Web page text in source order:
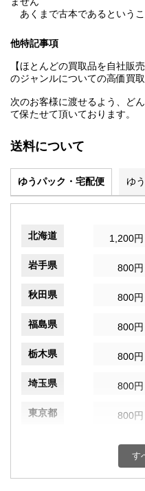
あくまで古本であるという
他特記事項
【ほとんどの買取品を自社販
のジャンルについての高価買
次のお客様に渡せるよう、ど
て保たせて頂いております。
送料について
ゆうパック・宅配便 ゆ
北海道 1,200円
岩手県 800円
秋田県 800円
福島県 800円
栃木県 800円
埼玉県 800円
東京都 800円
800円
す